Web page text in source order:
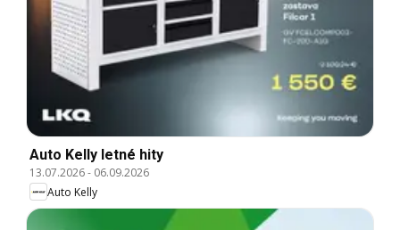
Auto Kelly letné hity
13.07.2026- 06.09.2026
Auto Kelly